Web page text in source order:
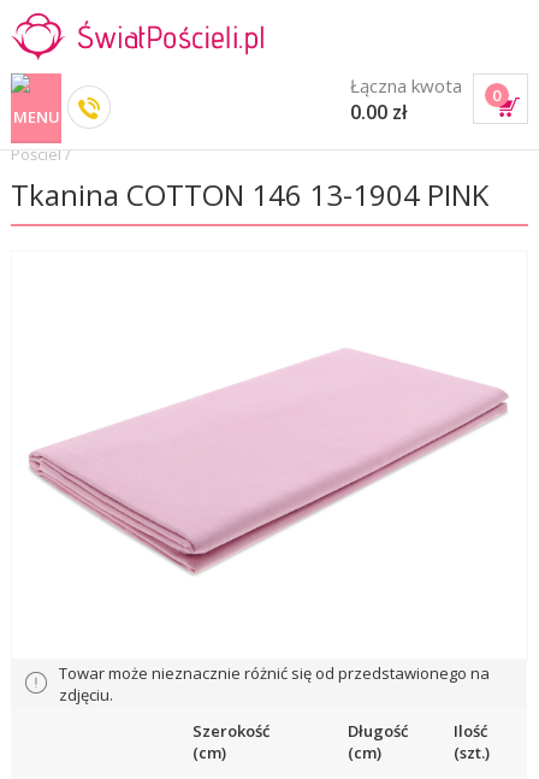
0
Łączna kwota
0.00 zł
Pościel/
Tkanina COTTON 146 13-1904 PINK
Towar może nieznacznie różnić się od przedstawionego na
zdjęciu.
Szerokość
(cm)
Długość
(cm)
Ilość
(szt.)